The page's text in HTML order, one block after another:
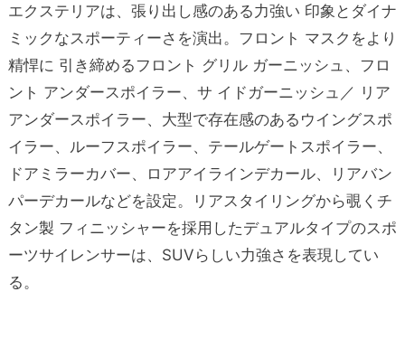
エクステリアは、張り出し感のある力強い 印象とダイナ
ミックなスポーティーさを演出。フロント マスクをより
精悍に 引き締めるフロント グリル ガーニッシュ、フロ
ント アンダースポイラー、サ イドガーニッシュ／ リア
アンダースポイラー、大型で存在感のあるウイングスポ
イラー、ルーフスポイラー、テールゲートスポイラー、
ドアミラーカバー、ロアアイラインデカール、リアバン
パーデカールなどを設定。リアスタイリングから覗くチ
タン製 フィニッシャーを採用したデュアルタイプのスポ
ーツサイレンサーは、SUVらしい力強さを表現してい
る。